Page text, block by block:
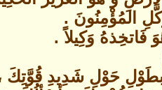
المُؤْمِنُونَ .
فَاتخِذهُ وَكِيلاً .
حَوْلِ شَدِيدِ قُوَّتِكَ ،